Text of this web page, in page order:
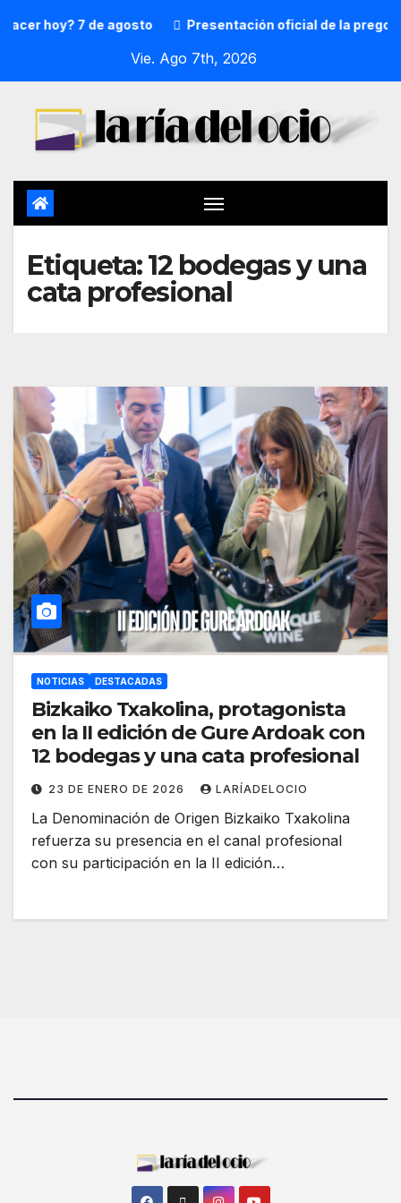
hoy? 7 de agosto Presentación oficial de la
Vie. Ago 7th, 2026
Etiqueta:12 bodegas y una
cata profesional
NOTICIAS DESTACADAS
Bizkaiko Txakolina, protagonista
en la II edición de Gure Ardoak con
12 bodegas y una cata profesional
23 DE ENERO DE 2026 LARÍADELOCIO
La Denominación de Origen Bizkaiko Txakolina
refuerza su presencia en el canal profesional
con su participación en la II edición…